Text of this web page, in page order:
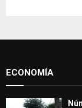
o
ECONOMÍA